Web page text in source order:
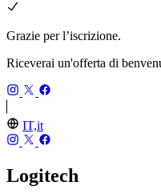
Grazie per l’iscrizione.
Riceverai un'offerta di
IT,it
Logitech